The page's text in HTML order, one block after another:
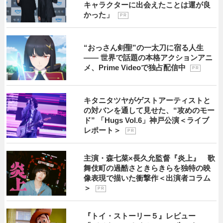
キャラクターに出会えたことは運が良
かった」
P R
“おっさん剣聖”の一太刀に宿る人生
―― 世界で話題の本格アクションアニ
メ、Prime Videoで独占配信中
P R
キタニタツヤがゲストアーティストと
の対バンを通して見せた、“攻めのモー
ド” 「Hugs Vol.6」神戸公演＜ライブ
レポート＞
P R
主演・森七菜×長久允監督『炎上』 歌
舞伎町の過酷さときらきらを独特の映
像表現で描いた衝撃作＜出演者コラム
＞
P R
『トイ・ストーリー５』レビュー